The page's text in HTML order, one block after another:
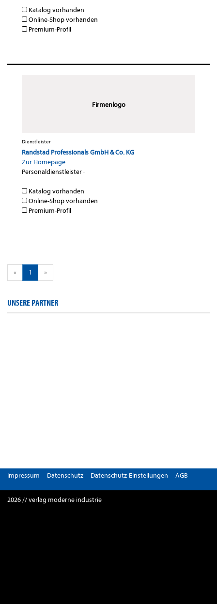
Katalog vorhanden
Online-Shop vorhanden
Premium-Profil
Firmenlogo
Dienstleister
Randstad Professionals GmbH & Co. KG
Zur Homepage
Personaldienstleister·
Katalog vorhanden
Online-Shop vorhanden
Premium-Profil
« 1 »
UNSERE PARTNER
Impressum Datenschutz Datenschutz-Einstellungen AGB
2026 // verlag moderne industrie